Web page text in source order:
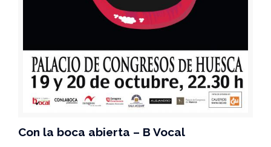
Con la boca abierta – B Vocal